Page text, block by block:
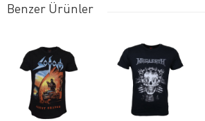
Benzer Ürünler